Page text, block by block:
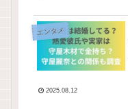
エンタメ
2025.08.12